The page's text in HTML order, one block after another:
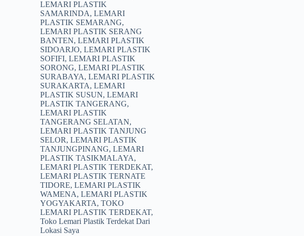
LEMARI PLASTIK
SAMARINDA, LEMARI
PLASTIK SEMARANG,
LEMARI PLASTIK SERANG
BANTEN, LEMARI PLASTIK
SIDOARJO, LEMARI PLASTIK
SOFIFI, LEMARI PLASTIK
SORONG, LEMARI PLASTIK
SURABAYA, LEMARI PLASTIK
SURAKARTA, LEMARI
PLASTIK SUSUN, LEMARI
PLASTIK TANGERANG,
LEMARI PLASTIK
TANGERANG SELATAN,
LEMARI PLASTIK TANJUNG
SELOR, LEMARI PLASTIK
TANJUNGPINANG, LEMARI
PLASTIK TASIKMALAYA,
LEMARI PLASTIK TERDEKAT,
LEMARI PLASTIK TERNATE
TIDORE, LEMARI PLASTIK
WAMENA, LEMARI PLASTIK
YOGYAKARTA, TOKO
LEMARI PLASTIK TERDEKAT,
Toko Lemari Plastik Terdekat Dari
Lokasi Saya